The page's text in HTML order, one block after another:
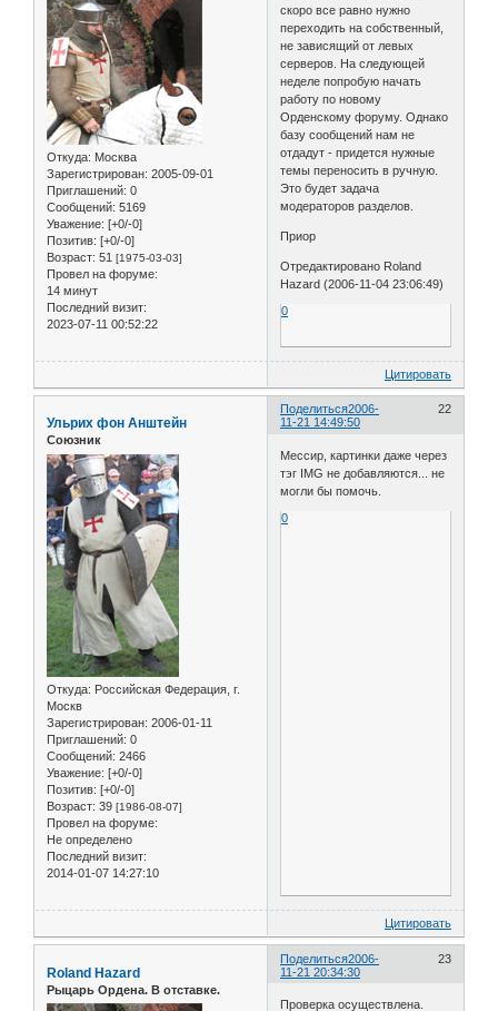
Откуда: Москва
Зарегистрирован: 2005-09-01
Приглашений: 0
Сообщений: 5169
Уважение: [+0/-0]
Позитив: [+0/-0]
Возраст: 51 [1975-03-03]
Провел на форуме:
14 минут
Последний визит:
2023-07-11 00:52:22
скоро все равно нужно
переходить на собственный,
не зависящий от левых
серверов. На следующей
неделе попробую начать
работу по новому
Орденскому форуму. Однако
базу сообщений нам не
отдадут - придется нужные
темы переносить в ручную.
Это будет задача
модераторов разделов.
Приор
Отредактировано Roland
Hazard (2006-11-04 23:06:49)
0
Цитировать
Поделиться 22
2006-
11-21 14:49:50
Ульрих фон Анштейн
Союзник
Откуда: Российская Федерация, г.
Москв
Зарегистрирован: 2006-01-11
Приглашений: 0
Сообщений: 2466
Уважение: [+0/-0]
Позитив: [+0/-0]
Возраст: 39 [1986-08-07]
Провел на форуме:
Не определено
Последний визит:
2014-01-07 14:27:10
Мессир, картинки даже через
тэг IMG не добавляются... не
могли бы помочь.
0
Цитировать
Поделиться 23
2006-
11-21 20:34:30
Roland Hazard
Рыцарь Ордена. В отставке.
Проверка осуществлена.